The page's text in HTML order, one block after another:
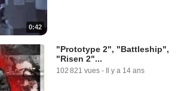
0:42
"Prototype 2", "Battleship",
"Risen 2"...
102 821 vues - Il y a 14 ans